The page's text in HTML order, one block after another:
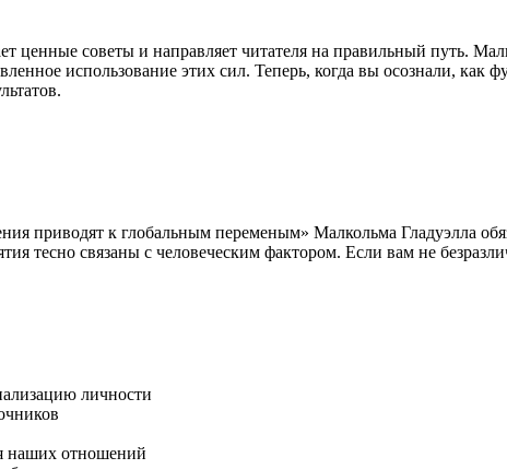
ценные советы и направляет читателя на правильный путь.
использование этих сил. Теперь, когда вы осознали,
приводят к глобальным переменым» Малкольма Гладуэлла
тесно связаны с человеческим фактором. Если вам не
личности
наших отношений